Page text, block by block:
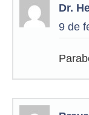
Dr.
9 de